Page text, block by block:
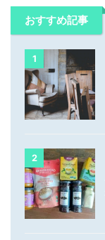
おすすめ記事
1
2